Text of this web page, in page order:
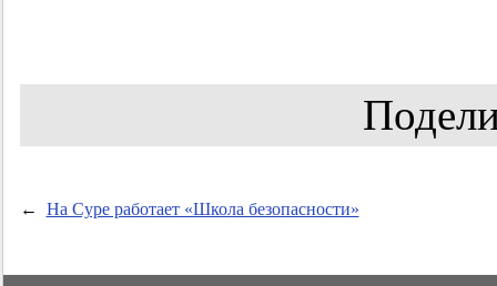
← На Суре работает «Школа безопасности»